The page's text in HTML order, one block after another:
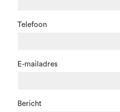
Telefoon
E-mailadres
Bericht